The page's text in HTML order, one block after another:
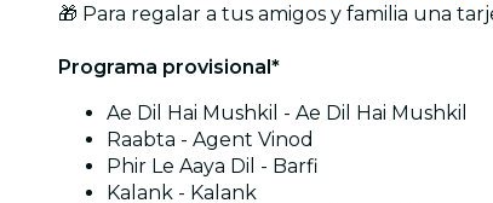
🎁 Para regalar a tus amigos y familia una
Programa provisional*
Ae Dil Hai Mushkil - Ae Dil Hai Mushkil
Raabta - Agent Vinod
Phir Le Aaya Dil - Barfi
Kalank - Kalank